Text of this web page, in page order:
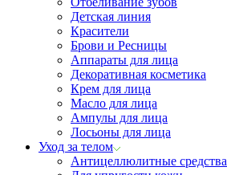
Детская линия
Красители
Брови и Ресницы
Аппараты для лица
Декоративная косметика
Крем для лица
Масло для лица
Ампулы для лица
Лосьоны для лица
Уход за телом
Антицеллюлитные средства